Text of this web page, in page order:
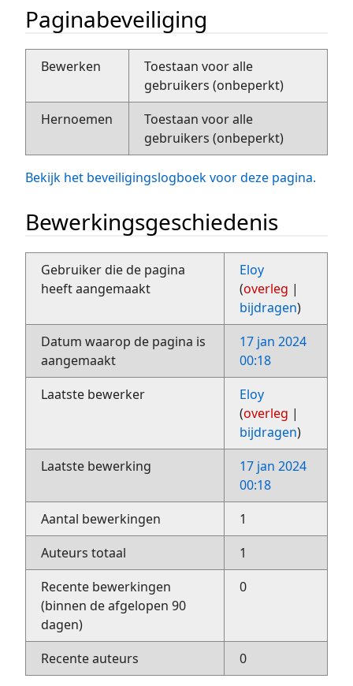
Paginabeveiliging
Bewerken
Toestaan voor alle
gebruikers (onbeperkt)
Hernoemen
Toestaan voor alle
gebruikers (onbeperkt)
Bekijk het beveiligingslogboek voor deze pagina.
Bewerkingsgeschiedenis
Gebruiker die de pagina
heeft aangemaakt
Eloy
(overleg |
bijdragen)
Datum waarop de pagina is
aangemaakt
17 jan 2024
00:18
Laatste bewerker
Eloy
(overleg |
bijdragen)
Laatste bewerking
17 jan 2024
00:18
Aantal bewerkingen
1
Auteurs totaal
1
Recente bewerkingen
(binnen de afgelopen 90
dagen)
0
Recente auteurs 0